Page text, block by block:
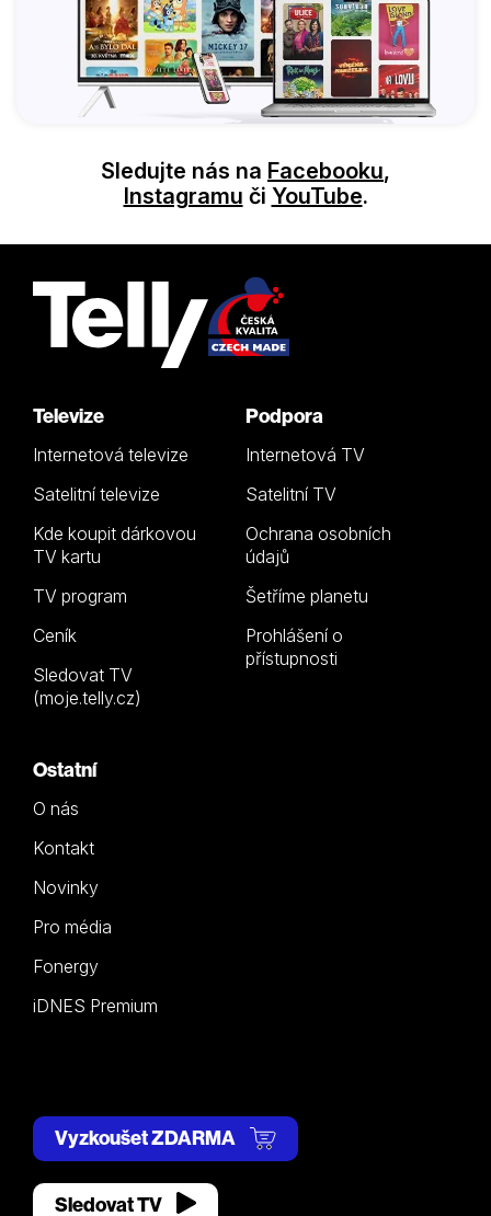
Sledujte nás na Facebooku,
Instagramu či YouTube.
Televize
Internetová televize
Satelitní televize
Kde koupit dárkovou
TV kartu
TV program
Ceník
Sledovat TV
(moje.telly.cz)
Podpora
Internetová TV
Satelitní TV
Ochrana osobních
údajů
Šetříme planetu
Prohlášení o
přístupnosti
Ostatní
O nás
Kontakt
Novinky
Pro média
Fonergy
iDNES Premium
Vyzkoušet ZDARMA
Sledovat TV